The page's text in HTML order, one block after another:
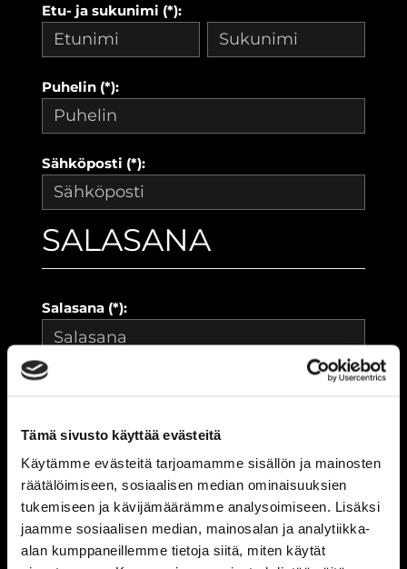
Tämä sivusto käyttää evästeitä
Käytämme evästeitä tarjoamamme sisällön ja mainosten
räätälöimiseen, sosiaalisen median ominaisuuksien
tukemiseen ja kävijämäärämme analysoimiseen. Lisäksi
jaamme sosiaalisen median, mainosalan ja analytiikka-
alan kumppaneillemme tietoja siitä, miten käytät
Etu- ja sukunimi (*):
Puhelin (*):
Sähköposti (*):
SALASANA
Salasana (*):
Vahvista salasana (*):
YHTEYSTIEDOT
Katuosoite (*):